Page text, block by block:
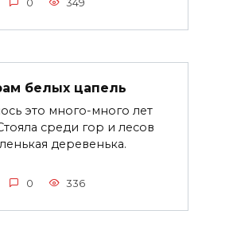
0 349
белых цапель
это много-много лет
среди гор и лесов
деревенька.
0 336